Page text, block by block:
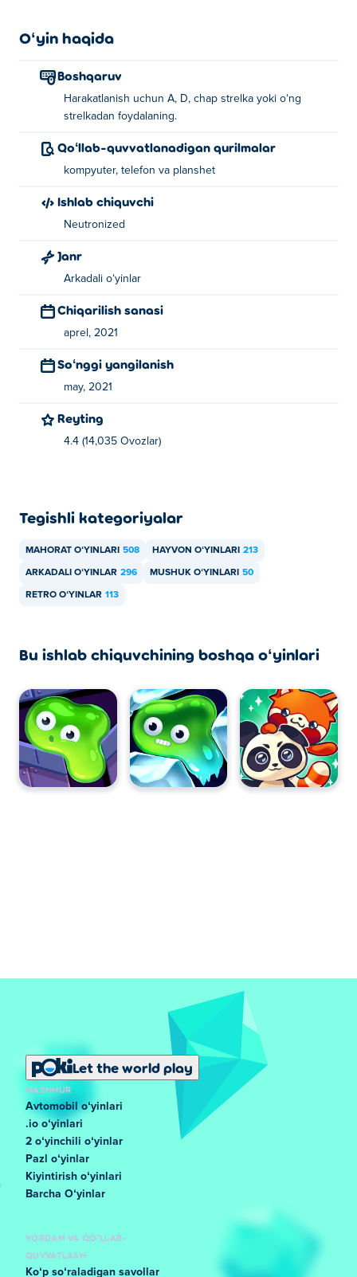
Oʻyin haqida
Boshqaruv
Harakatlanish uchun A, D, chap strelka yoki oʻng
strelkadan foydalaning.
Qoʻllab-quvvatlanadigan qurilmalar
kompyuter, telefon va planshet
Ishlab chiquvchi
Neutronized
Janr
Arkadali oʻyinlar
Chiqarilish sanasi
aprel, 2021
Soʻnggi yangilanish
may, 2021
Reyting
4.4 (14,035 Ovozlar)
Tegishli kategoriyalar
MAHORAT OʻYINLARI 508 HAYVON OʻYINLARI 213
ARKADALI OʻYINLAR 296 MUSHUK OʻYINLARI 50
RETRO OʻYINLAR 113
Bu ishlab chiquvchining boshqa oʻyinlari
Let the world play
MASHHUR
Avtomobil oʻyinlari
.io oʻyinlari
2 oʻyinchili oʻyinlar
Pazl oʻyinlar
Kiyintirish oʻyinlari
Barcha Oʻyinlar
YORDAM VA QO'LLAB-
QUVVATLASH
Koʻp soʻraladigan savollar